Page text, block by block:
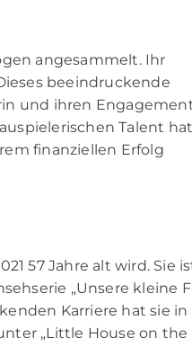
angesammelt. Ihr
beeindruckende
und ihren
Talent
finanziellen Erfolg
57 Jahre alt wird. Sie
„Unsere kleine
Karriere hat sie in
„Little House on the